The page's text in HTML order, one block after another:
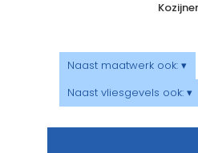
Naast maatwerk ook: ▾
Naast vliesgevels ook: ▾